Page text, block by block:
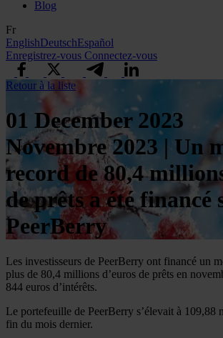
Blog
Fr
EnglishDeutschEspañol
Enregistrez-vous Connectez-vous
Retour à la liste
01 December 2023
Novembre 2023 | Un
record de 80,4
de prêts a été financé
PeerBerry
Les investisseurs de PeerBerry ont financé un
plus de 80,4 millions d’euros de prêts en
844 euros d’intérêts.
Le portefeuille de PeerBerry s’élevait à 109,88
fin du mois dernier.